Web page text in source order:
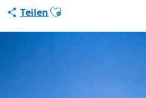
ESPACE PRO
TeilenAjouter aux favoris